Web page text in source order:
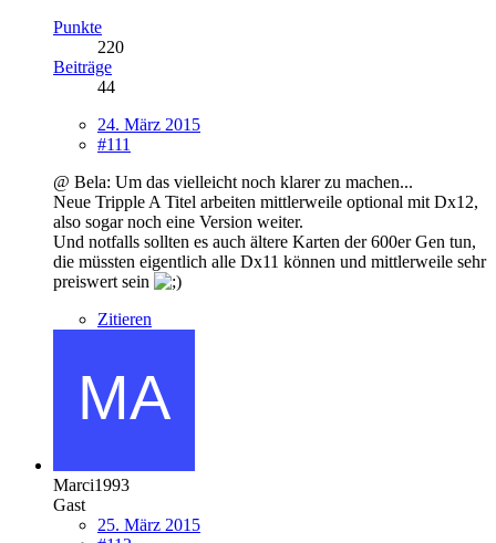
Punkte
220
Beiträge
44
24. März 2015
#111
@ Bela: Um das vielleicht noch klarer zu machen...
Neue Tripple A Titel arbeiten mittlerweile optional mit Dx12,
also sogar noch eine Version weiter.
Und notfalls sollten es auch ältere Karten der 600er Gen tun,
die müssten eigentlich alle Dx11 können und mittlerweile sehr
preiswert sein
Zitieren
Marci1993
Gast
25. März 2015